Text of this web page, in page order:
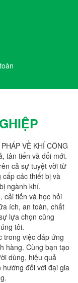
VỀ KHÍ CÔNG
tân tiến và đổi mới.
cả sự tuyệt vời từ
các thiết bị và
ngành khí.
cải tiến và học hỏi
ích, an toàn, chất
lựa chọn cũng
tôi.
trong việc đáp ứng
hàng. Cùng bạn tạo
dùng, hiệu quả
đối với đại gia